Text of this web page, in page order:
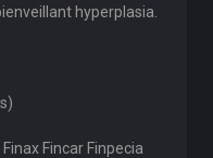
hyperplasia.
Fincar Finpecia